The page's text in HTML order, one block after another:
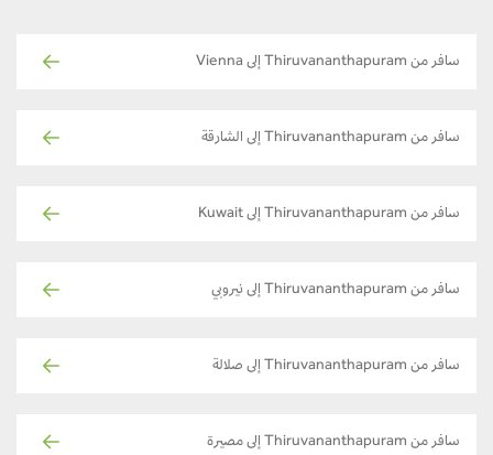
سافر من Thiruvananthapuram إلى Vienna
سافر من Thiruvananthapuram إلى الشارقة
سافر من Thiruvananthapuram إلى Kuwait
سافر من Thiruvananthapuram إلى نيروبي
سافر من Thiruvananthapuram إلى صلالة
سافر من Thiruvananthapuram إلى مصيرة